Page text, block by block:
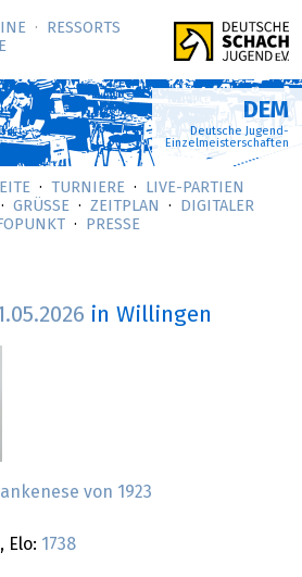
RESSORTS
DEM
Deutsche Jugend-
Einzelmeisterschaften
TURNIERE
LIVE-PARTIEN
GRÜSSE ZEITPLAN
DIGITALER
PRESSE
in Willingen
von 1923
Elo: 1738